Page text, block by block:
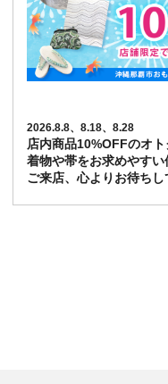
2026.8.8、8.18、8.28
店内商品10%OFFのオト
着物や帯をお求めやす
ご来店、心よりお待ちし